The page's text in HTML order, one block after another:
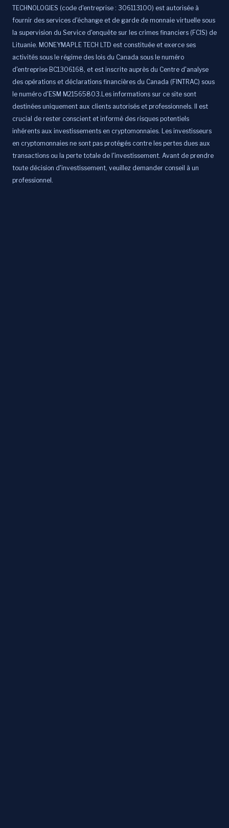
TECHNOLOGIES (code d'entreprise : 306113100) est autorisée à
fournir des services d'échange et de garde de monnaie virtuelle sous
la supervision du Service d'enquête sur les crimes financiers (FCIS) de
Lituanie. MONEYMAPLE TECH LTD est constituée et exerce ses
activités sous le régime des lois du Canada sous le numéro
d'entreprise BC1306168, et est inscrite auprès du Centre d'analyse
des opérations et déclarations financières du Canada (FINTRAC) sous
le numéro d'ESM M21565803.Les informations sur ce site sont
destinées uniquement aux clients autorisés et professionnels. Il est
crucial de rester conscient et informé des risques potentiels
inhérents aux investissements en cryptomonnaies. Les investisseurs
en cryptomonnaies ne sont pas protégés contre les pertes dues aux
transactions ou la perte totale de l'investissement. Avant de prendre
toute décision d'investissement, veuillez demander conseil à un
professionnel.